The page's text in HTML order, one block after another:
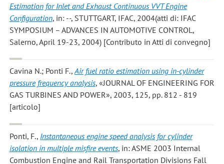
Estimation for Inlet and Exhaust Continuous VVT Engine
Configuration, in: --, STUTTGART, IFAC, 2004(atti di: IFAC
SYMPOSIUM – ADVANCES IN AUTOMOTIVE CONTROL,
Salerno, April 19-23, 2004) [Contributo in Atti di convegno]
Cavina N.; Ponti F.,Air fuel ratio estimation using in-cylinder
pressure frequency analysis, «JOURNAL OF ENGINEERING FOR
GAS TURBINES AND POWER», 2003, 125, pp. 812 - 819
[articolo]
Ponti, F., Instantaneous engine speed analysis for cylinder
isolation in multiple misfire events, in: ASME 2003 Internal
Combustion Engine and Rail Transportation Divisions Fall